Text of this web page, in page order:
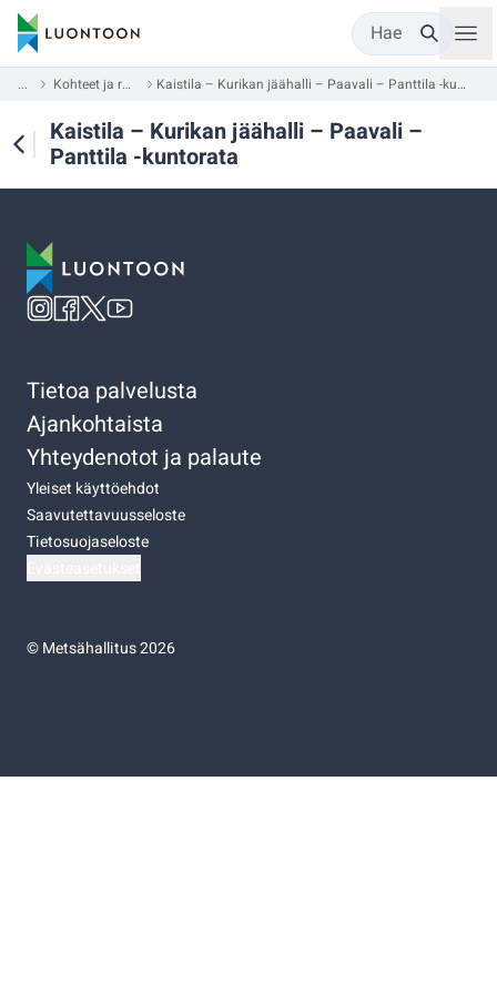
Hae
... Kohteet ja reitit Kaistila – Kurikan jäähalli – Paavali – Panttila -kuntorata
Kaistila – Kurikan jäähalli – Paavali –
Panttila -kuntorata
Tietoa palvelusta
Ajankohtaista
Yhteydenotot ja palaute
Yleiset käyttöehdot
Saavutettavuusseloste
Tietosuojaseloste
©Metsähallitus 2026